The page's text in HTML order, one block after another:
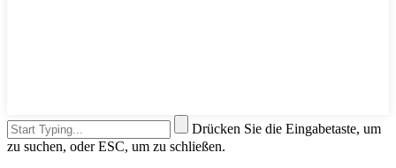
Drücken Sie die Eingabetaste, um
zu suchen, oder ESC, um zu schließen.